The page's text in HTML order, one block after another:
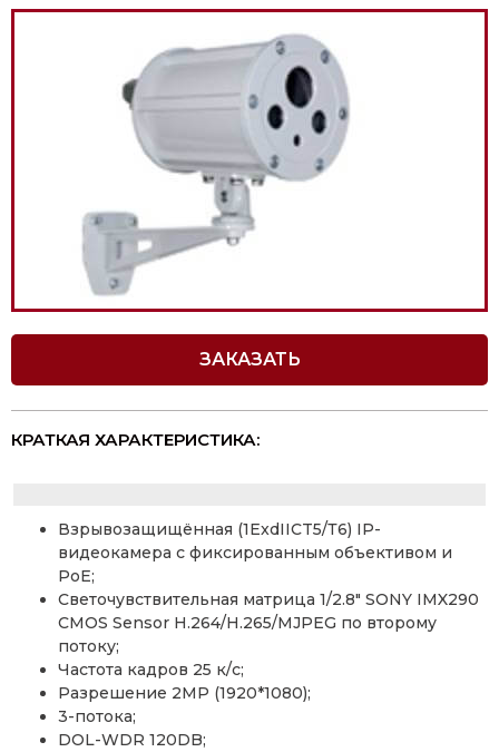
ЗАКАЗАТЬ
КРАТКАЯ ХАРАКТЕРИСТИКА:
Взрывозащищённая (1ExdIICT5/Т6) IP-
видеокамера с фиксированным объективом и
PoE;
Светочувствительная матрица 1/2.8″ SONY IMX290
CMOS Sensor H.264/H.265/MJPEG по второму
потоку;
Частота кадров 25 к/с;
Разрешение 2MP (1920*1080);
3-потока;
DOL-WDR 120DB;